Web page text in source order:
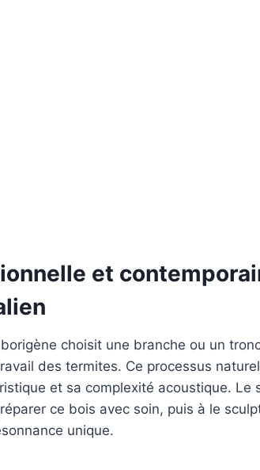
et
choisit une branche ou un
des termites. Ce processus
et sa complexité acoustique. Le
ce bois avec soin, puis à le
unique.